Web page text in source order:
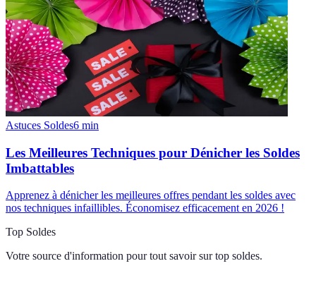
Astuces Soldes6 min
Les Meilleures Techniques pour Dénicher les Soldes
Imbattables
Apprenez à dénicher les meilleures offres pendant les soldes avec
nos techniques infaillibles. Économisez efficacement en 2026 !
Top Soldes
Votre source d'information pour tout savoir sur top soldes.